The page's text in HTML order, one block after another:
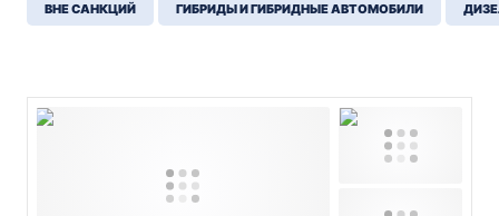
ВНЕ САНКЦИЙ ГИБРИДЫ И ГИБРИДНЫЕ АВТОМОБИЛИ